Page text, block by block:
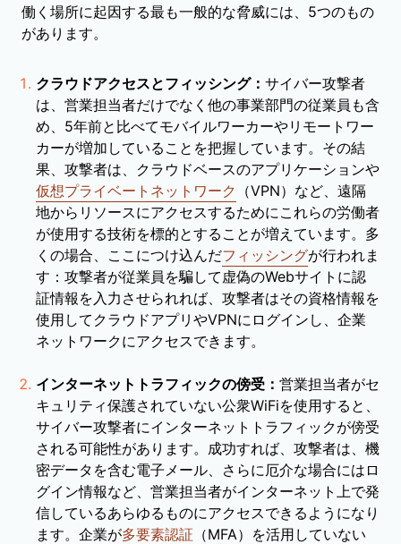
働く場所に起因する最も一般的な脅威には、5つのもの
があります。
クラウドアクセスとフィッシング： サイバー攻撃者
は、営業担当者だけでなく他の事業部門の従業員も含
め、5年前と比べてモバイルワーカーやリモートワー
カーが増加していることを把握しています。その結
果、攻撃者は、クラウドベースのアプリケーションや
仮想プライベートネットワーク
（VPN）など、遠隔
地からリソースにアクセスするためにこれらの労働者
が使用する技術を標的とすることが増えています。多
くの場合、ここにつけ込んだフィッシングが行われま
す：攻撃者が従業員を騙して虚偽のWebサイトに認
証情報を入力させられれば、攻撃者はその資格情報を
使用してクラウドアプリやVPNにログインし、企業
ネットワークにアクセスできます。
インターネットトラフィックの傍受： 営業担当者がセ
キュリティ保護されていない公衆WiFiを使用すると、
サイバー攻撃者にインターネットトラフィックが傍受
される可能性があります。成功すれば、攻撃者は、機
密データを含む電子メール、さらに厄介な場合にはロ
グイン情報など、営業担当者がインターネット上で発
信しているあらゆるものにアクセスできるようになり
ます。企業が多要素認証 （MFA）を活用していない